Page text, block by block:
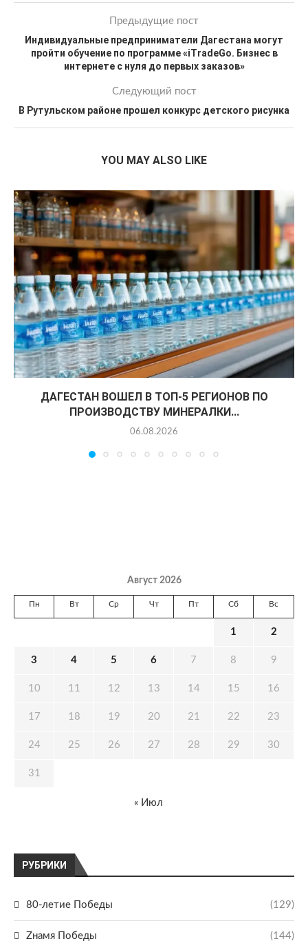
Предыдущие пост
Индивидуальные предприниматели Дагестана могут
пройти обучение по программе «iTradeGo. Бизнес в
интернете с нуля до первых заказов»
Следующий пост
В Рутульском районе прошел конкурс детского рисунка
YOU MAY ALSO LIKE
ДАГЕСТАН ВОШЕЛ В ТОП-5 РЕГИОНОВ ПО
ПРОИЗВОДСТВУ МИНЕРАЛКИ...
06.08.2026
РУБРИКИ
80-летие Победы (129)
Zнамя Победы (144)
Август 2026
Пн Вт Ср Чт Пт Сб Вс
1 2
3 4 5 6 7 8 9
10 11 12 13 14 15 16
17 18 19 20 21 22 23
24 25 26 27 28 29 30
31
« Июл